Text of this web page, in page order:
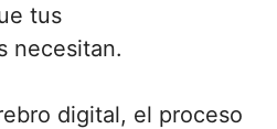
tus
necesitan.
digital, el proceso